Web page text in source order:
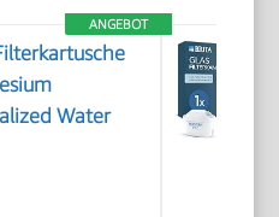
ANGEBOT
Water